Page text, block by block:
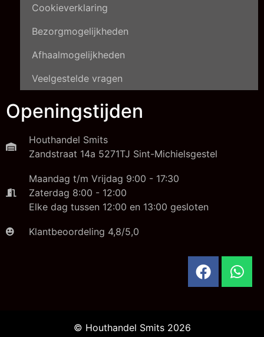
Cookieverklaring
Bezorgmogelijkheden
Afhaalmogelijkheden
Veelgestelde vragen
Openingstijden
Houthandel Smits
Zandstraat 14a 5271TJ Sint-Michielsgestel
Maandag t/m Vrijdag 9:00 - 17:30
Zaterdag 8:00 - 12:00
Elke dag tussen 12:00 en 13:00 gesloten
Klantbeoordeling 4,8/5,0
© Houthandel Smits 2026